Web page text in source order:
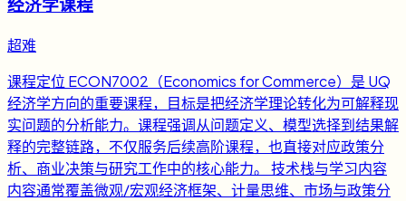
经济学课程
超难
课程定位 ECON7002（Economics for Commerce）是 UQ
经济学方向的重要课程，目标是把经济学理论转化为可解释现
实问题的分析能力。课程强调从问题定义、模型选择到结果解
释的完整链路，不仅服务后续高阶课程，也直接对应政策分
析、商业决策与研究工作中的核心能力。 技术栈与学习内容
内容通常覆盖微观/宏观经济框架、计量思维、市场与政策分